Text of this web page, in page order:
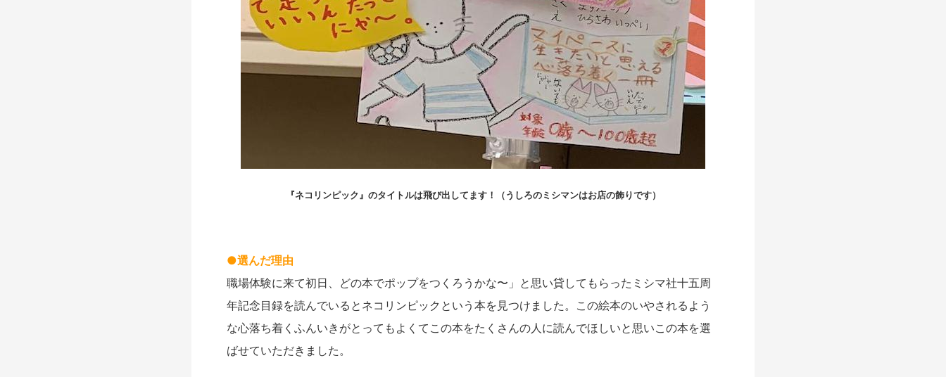
『ネコリンピック』のタイトルは飛び出してます！（うしろのミシマンはお店の飾りです）
●選んだ理由
職場体験に来て初日、どの本でポップをつくろうかな〜」と思い貸してもらったミシマ社十五周
年記念目録を読んでいるとネコリンピックという本を見つけました。この絵本のいやされるよう
な心落ち着くふんいきがとってもよくてこの本をたくさんの人に読んでほしいと思いこの本を選
ばせていただきました。